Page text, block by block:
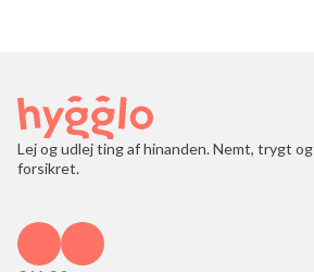
Lej og udlej ting af hinanden. Nemt, trygt og
forsikret.